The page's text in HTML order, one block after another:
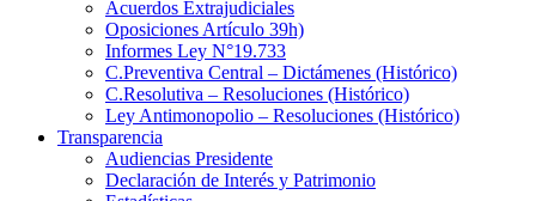
Acuerdos Extrajudiciales
Oposiciones Artículo 39h)
Informes Ley N°19.733
C.Preventiva Central – Dictámenes (Histórico)
C.Resolutiva – Resoluciones (Histórico)
Ley Antimonopolio – Resoluciones (Histórico)
Transparencia
Audiencias Presidente
Declaración de Interés y Patrimonio